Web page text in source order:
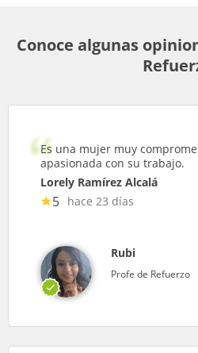
Conoce algunas
Es una mujer muy
apasionada con su trabajo.
Lorely Ramírez Alcalá
5 hace 23 días
Rubi
Profe de Refuerzo